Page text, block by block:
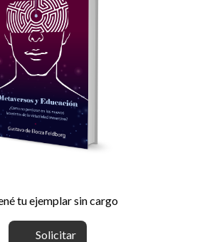
tu ejemplar sin cargo
Solicitar